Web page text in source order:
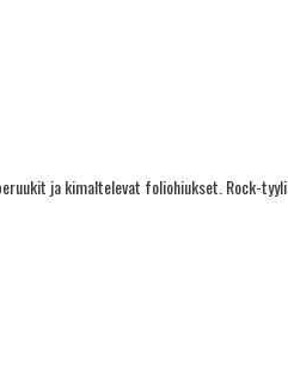
ja kimaltelevat foliohiukset. Rock-